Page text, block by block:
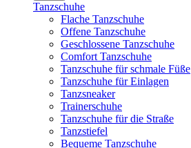
Tanzschuhe
Flache Tanzschuhe
Offene Tanzschuhe
Geschlossene Tanzschuhe
Comfort Tanzschuhe
Tanzschuhe für schmale Füße
Tanzschuhe für Einlagen
Tanzsneaker
Trainerschuhe
Tanzschuhe für die Straße
Tanzstiefel
Bequeme Tanzschuhe